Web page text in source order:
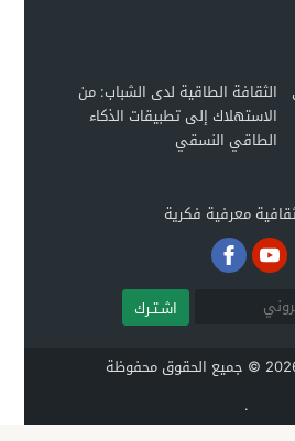
الثقافة الطاقية لدى الشباب: من
الاستهلاك إلى تطبيقات الذكاء
الطاقي النسقي
معرفية فكرية
اشـتـرك
.